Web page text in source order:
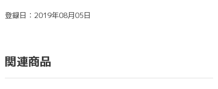
登録日：2019年08月05日
関連商品